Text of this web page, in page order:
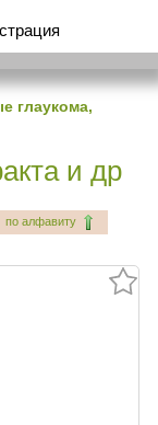
глаукома,
и др
по алфавиту